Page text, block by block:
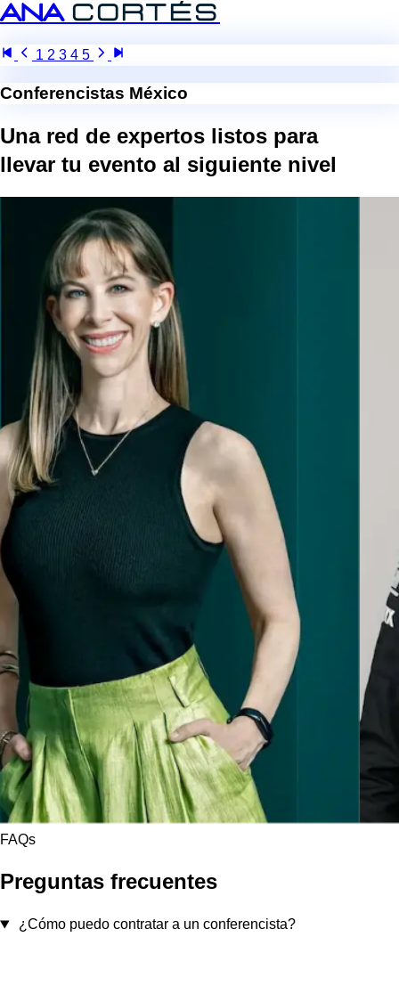
Ana Cortés
1 2 3 4 5
Conferencistas México
Una red de expertos listos para
llevar tu evento al siguiente nivel
FAQs
Preguntas frecuentes
¿Cómo puedo contratar a un conferencista?